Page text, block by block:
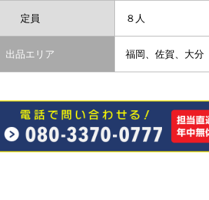
定員 ８人
出品エリア 福岡、佐賀、大分